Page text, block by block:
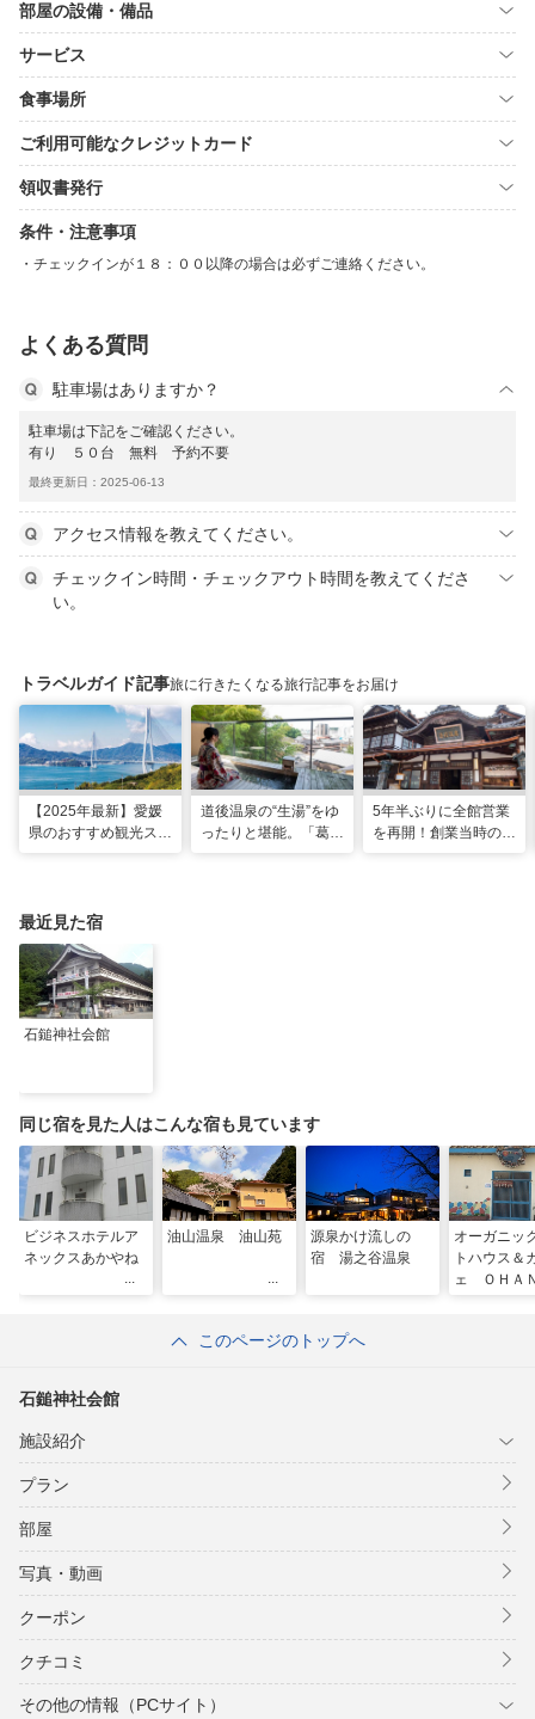
部屋の設備・備品
サービス
食事場所
ご利用可能なクレジットカード
領収書発行
条件・注意事項
チェックインが１８：００以降の場合は必ずご連絡ください。
よくある質問
駐車場はありますか？
駐車場は下記をご確認ください。
有り ５０台 無料 予約不要
最終更新日：2025-06-13
アクセス情報を教えてください。
チェックイン時間・チェックアウト時間を教えてくださ
い。
トラベルガイド記事旅に行きたくなる旅行記事をお届け
【2025年最新】愛媛
県のおすすめ観光スポ
道後温泉の“生湯”をゆ
ったりと堪能。「葛城
5年半ぶりに全館営業
を再開！創業当時の風
最近見た宿
石鎚神社会館
同じ宿を見た人はこんな宿も見ています
ビジネスホテルア
ネックスあかやね
油山温泉 油山苑
源泉かけ流しの
宿 湯之谷温泉
オーガニッ
トハウス＆
ェ ＯＨ
このページのトップへ
石鎚神社会館
施設紹介
プラン
部屋
写真・動画
クーポン
クチコミ
その他の情報（PCサイト）